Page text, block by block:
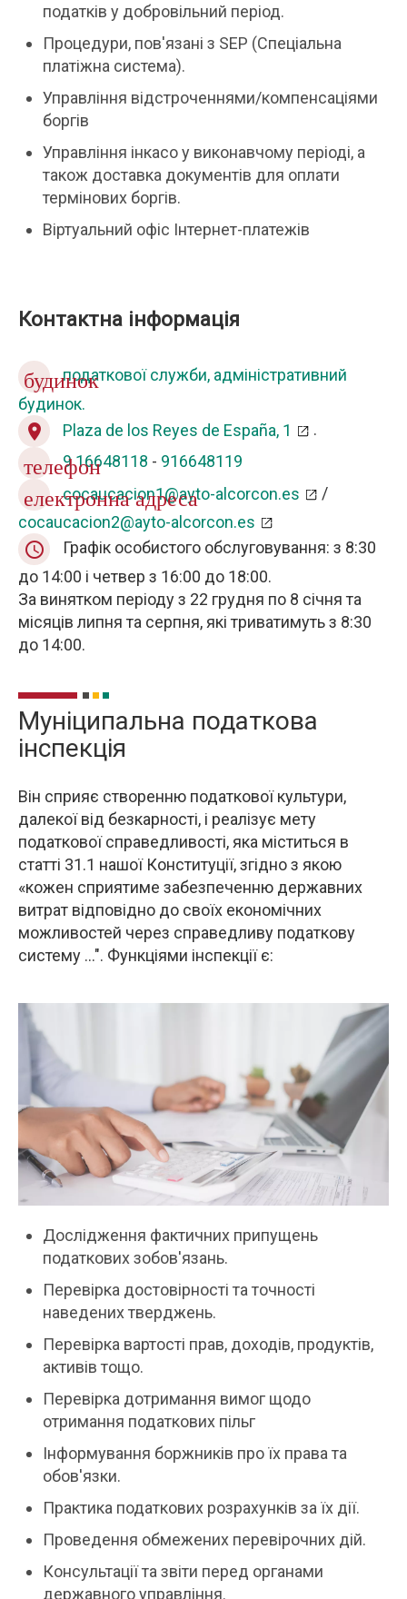
податків у добровільний період.
Процедури, пов'язані з SEP (Спеціальна
платіжна система).
Управління відстроченнями/компенсаціями
боргів
Управління інкасо у виконавчому періоді, а
також доставка документів для оплати
термінових боргів.
Віртуальний офіс Інтернет-платежів
Контактна інформація
будинокподаткової служби, адміністративний
будинок.
location_on Plaza de los Reyes de España, 1 .
телефон
916648118 - 916648119
електронна адреса
cocaucacion1@ayto-alcorcon.es
/
cocaucacion2@ayto-alcorcon.es
query_builder
Графік особистого обслуговування: з 8:30
до 14:00 і четвер з 16:00 до 18:00.
За винятком періоду з 22 грудня по 8 січня та
місяців липня та серпня, які триватимуть з 8:30
до 14:00.
Муніципальна податкова
інспекція
Він сприяє створенню податкової культури,
далекої від безкарності, і реалізує мету
податкової справедливості, яка міститься в
статті 31.1 нашої Конституції, згідно з якою
«кожен сприятиме забезпеченню державних
витрат відповідно до своїх економічних
можливостей через справедливу податкову
систему ...". Функціями інспекції є:
Дослідження фактичних припущень
податкових зобов'язань.
Перевірка достовірності та точності
наведених тверджень.
Перевірка вартості прав, доходів, продуктів,
активів тощо.
Перевірка дотримання вимог щодо
отримання податкових пільг
Інформування боржників про їх права та
обов'язки.
Практика податкових розрахунків за їх дії.
Проведення обмежених перевірочних дій.
Консультації та звіти перед органами
державного управління.